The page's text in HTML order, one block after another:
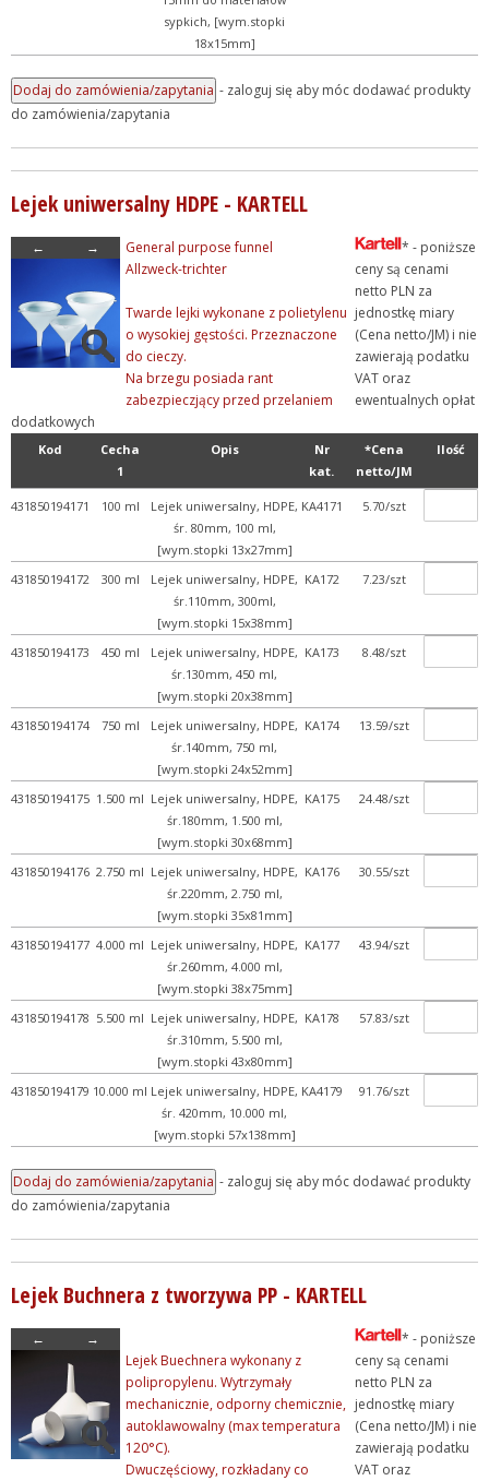
sypkich, [wym.stopki
18x15mm]
- zaloguj się aby móc dodawać produkty
do zamówienia/zapytania
Lejek uniwersalny HDPE - KARTELL
← →
General purpose funnel
Allzweck-trichter
Twarde lejki wykonane z polietylenu
o wysokiej gęstości. Przeznaczone
do cieczy.
Na brzegu posiada rant
zabezpieczjący przed przelaniem
* - poniższe
ceny są cenami
netto PLN za
jednostkę miary
(Cena netto/JM) i nie
zawierają podatku
VAT oraz
ewentualnych opłat
dodatkowych
Kod
Cecha
1
Opis
Nr
kat.
*Cena
netto/JM
Ilość
431850194171 100 ml
Lejek uniwersalny, HDPE,
śr. 80mm, 100 ml,
[wym.stopki 13x27mm]
KA4171 5.70/szt
431850194172 300 ml
Lejek uniwersalny, HDPE,
śr.110mm, 300ml,
[wym.stopki 15x38mm]
KA172 7.23/szt
431850194173 450 ml
Lejek uniwersalny, HDPE,
śr.130mm, 450 ml,
[wym.stopki 20x38mm]
KA173 8.48/szt
431850194174 750 ml
Lejek uniwersalny, HDPE,
śr.140mm, 750 ml,
[wym.stopki 24x52mm]
KA174 13.59/szt
431850194175 1.500 ml Lejek uniwersalny, HDPE,
śr.180mm, 1.500 ml,
[wym.stopki 30x68mm]
KA175 24.48/szt
431850194176 2.750 ml Lejek uniwersalny, HDPE,
śr.220mm, 2.750 ml,
[wym.stopki 35x81mm]
KA176 30.55/szt
431850194177 4.000 ml Lejek uniwersalny, HDPE,
śr.260mm, 4.000 ml,
[wym.stopki 38x75mm]
KA177 43.94/szt
431850194178 5.500 ml Lejek uniwersalny, HDPE,
śr.310mm, 5.500 ml,
[wym.stopki 43x80mm]
KA178 57.83/szt
431850194179 10.000 ml Lejek uniwersalny, HDPE,
śr. 420mm, 10.000 ml,
[wym.stopki 57x138mm]
KA4179 91.76/szt
- zaloguj się aby móc dodawać produkty
do zamówienia/zapytania
Lejek Buchnera z tworzywa PP - KARTELL
←
→
Lejek Buechnera wykonany z
polipropylenu. Wytrzymały
mechanicznie, odporny chemicznie,
autoklawowalny (max temperatura
120°C).
Dwuczęściowy, rozkładany co
* - poniższe
ceny są cenami
netto PLN za
jednostkę miary
(Cena netto/JM) i nie
zawierają podatku
VAT oraz